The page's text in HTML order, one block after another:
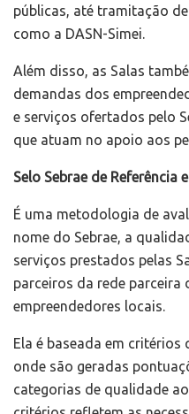
públicas, até tramitação
como a DASN-Simei.
Além disso, as Salas
demandas dos
e serviços ofertados pelo
que atuam no apoio aos
Selo Sebrae de Referência
É uma metodologia de
nome do Sebrae, a
serviços prestados pelas
parceiros da rede parceira
empreendedores locais.
Ela é baseada em
onde são geradas
categorias de qualidade